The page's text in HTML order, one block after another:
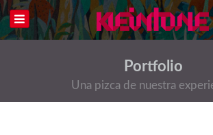
Portfolio
Una pizca de nuestra